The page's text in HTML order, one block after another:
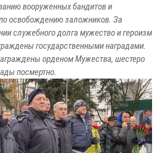
вооруженных бандитов и
освобождению заложников. За
служебного долга мужество и героизм
государственными наградами.
орденом Мужества, шестеро
посмертно.